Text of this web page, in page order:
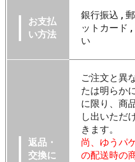
お支払
い方法
銀行振込 ,
ットカード
い
返品・
交換に
ご注文と異
たは明らか
に限り、商
し出いただ
きます。
尚、ゆうパ
の配送時の